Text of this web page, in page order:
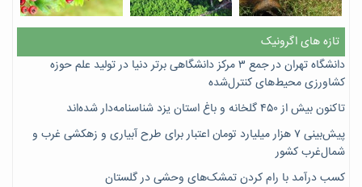
تازه های اگرونیک
دانشگاه تهران در جمع ۳ مرکز دانشگاهی برتر دنیا در تولید علم حوزه
کشاورزی محیط‌های کنترل‌شده
تاکنون بیش از ۴۵۰ گلخانه و باغ استان یزد شناسنامه‌دار شده‌اند
پیش‌بینی ۷‌ هزار میلیارد تومان اعتبار برای طرح آبیاری و زهکشی غرب و
شمال‌غرب کشور
کسب درآمد با رام کردن تمشک‌های وحشی در گلستان